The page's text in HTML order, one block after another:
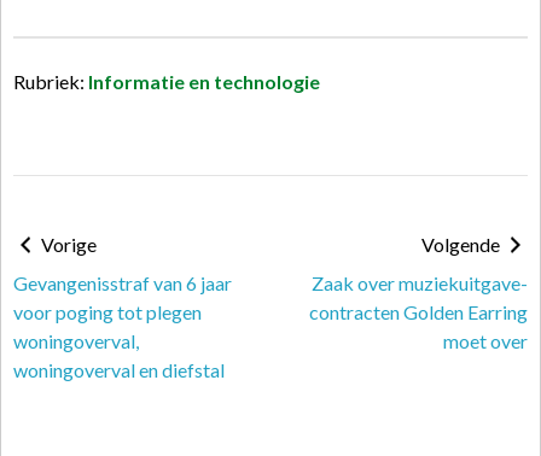
Rubriek: Informatie en technologie
Vorige
Gevangenisstraf van 6 jaar
voor poging tot plegen
woningoverval,
woningoverval en diefstal
Volgende
Zaak over muziekuitgave-
contracten Golden Earring
moet over